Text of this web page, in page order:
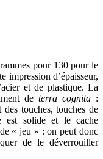
pour 130 pour le
impression d’épaisseur,
et de plastique. La
de terra cognita:
touches, touches de
est solide et le cache
« jeu » : on peut donc
de le déverrouiller